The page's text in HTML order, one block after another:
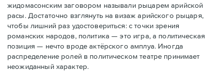
жидомасонским заговором называли рыцарем арийской
расы. Достаточно взглянуть на визаж арийского рыцаря,
чтобы лишний раз удостовериться: с точки зрения
романских народов, политика — это игра, а политическая
позиция — нечто вроде актёрского амплуа. Иногда
распределение ролей в политическом театре принимает
неожиданный характер.